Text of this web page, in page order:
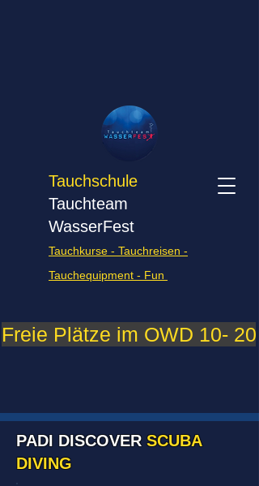
Tauchschule
Tauchteam
WasserFest
Tauchkurse - Tauchreisen -
Tauchequipment - Fun
Freie Plätze im OWD 10-
PADI DISCOVER SCUBA
DIVING